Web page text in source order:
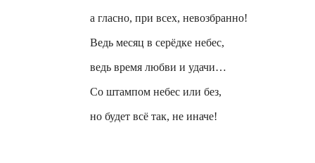
а гласно, при всех, невозбранно!
Ведь месяц в серёдке небес,
ведь время любви и удачи…
Со штампом небес или без,
но будет всё так, не иначе!